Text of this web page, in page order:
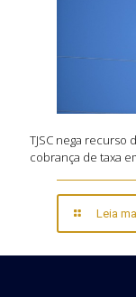
TJSC nega
cobrança de taxa
Leia